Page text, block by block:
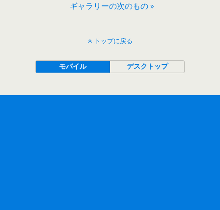
ギャラリーの次のもの »
トップに戻る
モバイル デスクトップ